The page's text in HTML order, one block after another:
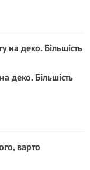
деко. Більшість